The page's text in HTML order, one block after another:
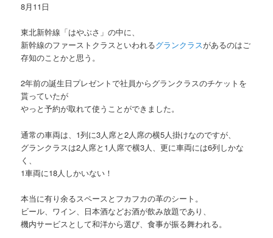
8月11日
東北新幹線「はやぶさ」の中に、
新幹線のファーストクラスといわれるグランクラスがあるのはご
存知のことかと思う。
2年前の誕生日プレゼントで社員からグランクラスのチケットを
貰っていたが
やっと予約が取れて使うことができました。
通常の車両は、1列に3人席と2人席の横5人掛けなのですが、
グランクラスは2人席と1人席で横3人、更に車両には6列しかな
く、
1車両に18人しかいない！
本当に有り余るスペースとフカフカの革のシート。
ビール、ワイン、日本酒などお酒が飲み放題であり、
機内サービスとして和洋から選び、食事が振る舞われる。